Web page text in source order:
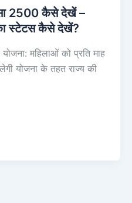
2500 कैसे देखें –
का स्टेटस कैसे देखें?
महिलाओं को प्रति माह
योजना के तहत राज्य की